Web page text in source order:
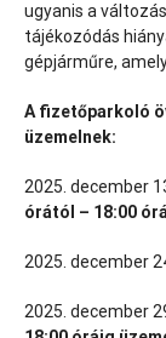
ugyanis a
tájékozódás
gépjárműre,
A fizetőparkoló
üzemelnek:
2025. december
órától – 18:00
2025. december
2025. december